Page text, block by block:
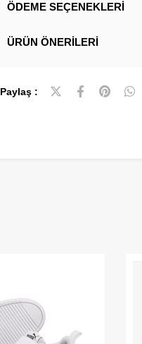
ÖDEME SEÇENEKLERI
ÜRÜN ÖNERILERI
Paylaş :